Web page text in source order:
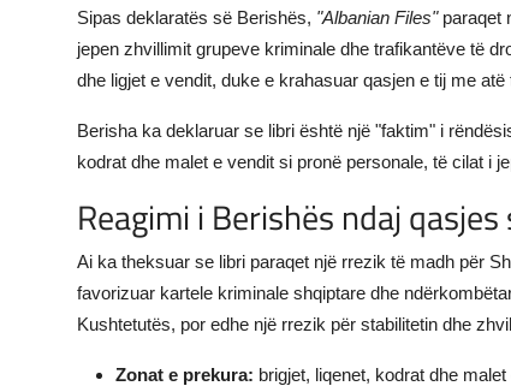
Sipas deklaratës së Berishës, "Albanian Files"paraqet
jepen zhvillimit grupeve kriminale dhe trafikantëve të
dhe ligjet e vendit, duke e krahasuar qasjen e tij me atë
Berisha ka deklaruar se libri është një "faktim" i
kodrat dhe malet e vendit si pronë personale, të cilat i
Reagimi i Berishës ndaj qasjes
Ai ka theksuar se libri paraqet një rrezik të madh për
favorizuar kartele kriminale shqiptare dhe
Kushtetutës, por edhe një rrezik për stabilitetin dhe
Zonat e prekura: brigjet, liqenet, kodrat dhe